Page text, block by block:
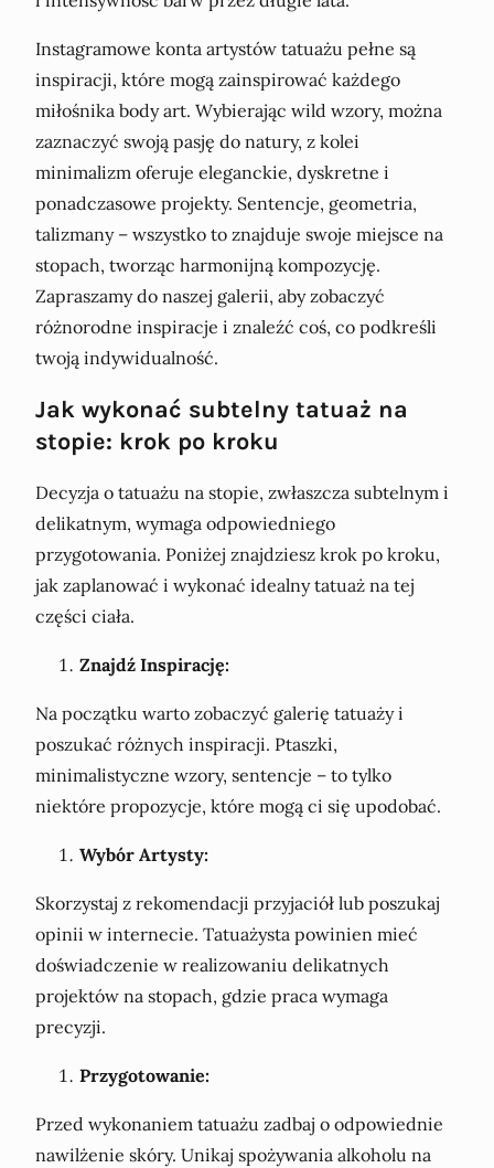
Instagramowe konta artystów tatuażu pełne są
inspiracji, które mogą zainspirować każdego
miłośnika body art. Wybierając wild wzory, można
zaznaczyć swoją pasję do natury, z kolei
minimalizm oferuje eleganckie, dyskretne i
ponadczasowe projekty. Sentencje, geometria,
talizmany – wszystko to znajduje swoje miejsce na
stopach, tworząc harmonijną kompozycję.
Zapraszamy do naszej galerii, aby zobaczyć
różnorodne inspiracje i znaleźć coś, co podkreśli
twoją indywidualność.
Jak wykonać subtelny tatuaż na
stopie: krok po kroku
Decyzja o tatuażu na stopie, zwłaszcza subtelnym i
delikatnym, wymaga odpowiedniego
przygotowania. Poniżej znajdziesz krok po kroku,
jak zaplanować i wykonać idealny tatuaż na tej
części ciała.
Znajdź Inspirację:
Na początku warto zobaczyć galerię tatuaży i
poszukać różnych inspiracji. Ptaszki,
minimalistyczne wzory, sentencje – to tylko
niektóre propozycje, które mogą ci się upodobać.
Wybór Artysty:
Skorzystaj z rekomendacji przyjaciół lub poszukaj
opinii w internecie. Tatuażysta powinien mieć
doświadczenie w realizowaniu delikatnych
projektów na stopach, gdzie praca wymaga
precyzji.
Przygotowanie:
Przed wykonaniem tatuażu zadbaj o odpowiednie
nawilżenie skóry. Unikaj spożywania alkoholu na